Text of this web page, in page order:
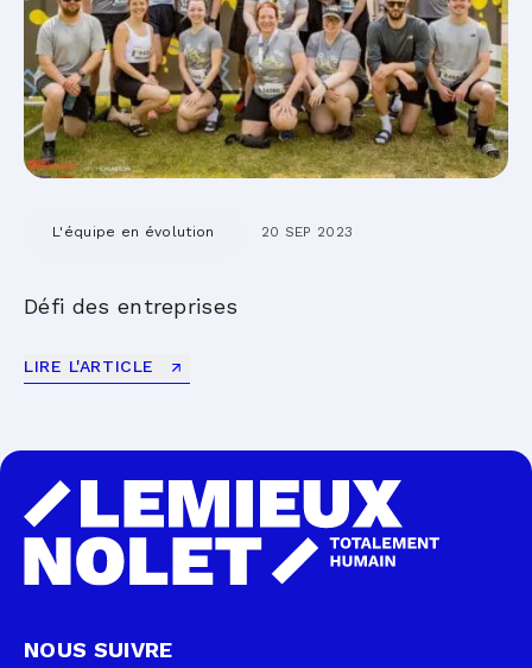
L'équipe en évolution 20 SEP 2023
Défi des entreprises
LIRE L'ARTICLE
NOUS SUIVRE